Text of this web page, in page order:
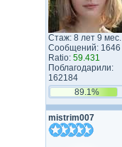
Стаж: 8 лет 9 мес.
Сообщений: 1646
Ratio: 59.431
Поблагодарили:
162184
89.1%
mistrim007